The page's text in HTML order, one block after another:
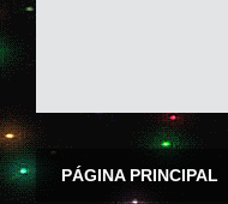
PÁGINA PRINCIPAL